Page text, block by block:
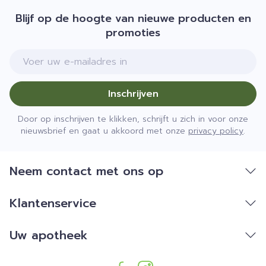
Blijf op de hoogte van nieuwe producten en
promoties
E-mail adres
Inschrijven
Door op inschrijven te klikken, schrijft u zich in voor onze
nieuwsbrief en gaat u akkoord met onze privacy policy.
Neem contact met ons op
Klantenservice
Uw apotheek